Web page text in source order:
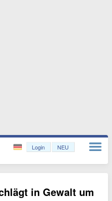
Login NEU
in Gewalt um